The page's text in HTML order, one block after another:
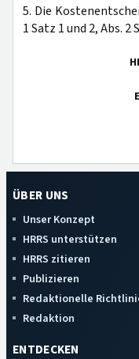
5. Die
1 Satz 1 und 2, Abs. 2
ÜBER UNS
Unser Konzept
HRRS unterstützen
HRRS zitieren
Publizieren
Redaktionelle
Redaktion
ENTDECKEN